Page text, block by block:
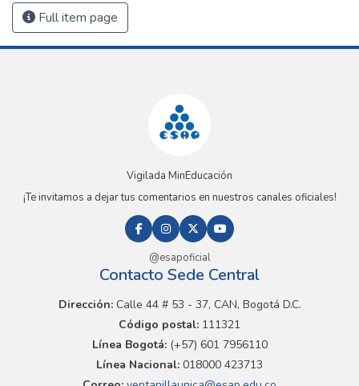
Full item page
Vigilada MinEducación
¡Te invitamos a dejar tus comentarios en nuestros canales oficiales!
@esapoficial
Contacto Sede Central
Dirección:Calle 44 # 53 - 37, CAN, Bogotá D.C.
Código postal: 111321
Línea Bogotá:(+57) 601 7956110
Línea Nacional: 018000 423713